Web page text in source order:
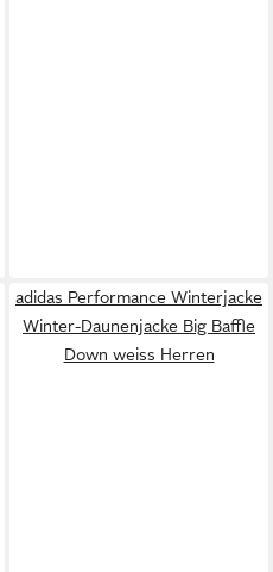
adidas Performance Winterjacke
Winter-Daunenjacke Big Baffle
Down weiss Herren